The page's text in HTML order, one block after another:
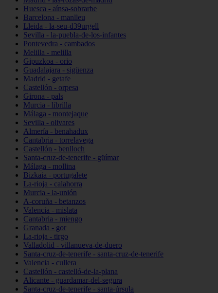
Huesca - aínsa-sobrarbe
Barcelona - manlleu
Lleida - la-seu-d39urgell
Sevilla - la-puebla-de-los-infantes
Pontevedra - cambados
Melilla - melilla
Gipuzkoa - orio
Guadalajara - sigüenza
Madrid - getafe
Castellón - orpesa
Girona - pals
Murcia - librilla
Málaga - montejaque
Sevilla - olivares
Almería - benahadux
Cantabria - torrelavega
Castellón - benlloch
Santa-cruz-de-tenerife - güímar
Málaga - mollina
Bizkaia - portugalete
La-rioja - calahorra
Murcia - la-unión
A-coruña - betanzos
Valencia - mislata
Cantabria - miengo
Granada - gor
La-rioja - tirgo
Valladolid - villanueva-de-duero
Santa-cruz-de-tenerife - santa-cruz-de-tenerife
Valencia - cullera
Castellón - castelló-de-la-plana
Alicante - guardamar-del-segura
Santa-cruz-de-tenerife - santa-úrsula